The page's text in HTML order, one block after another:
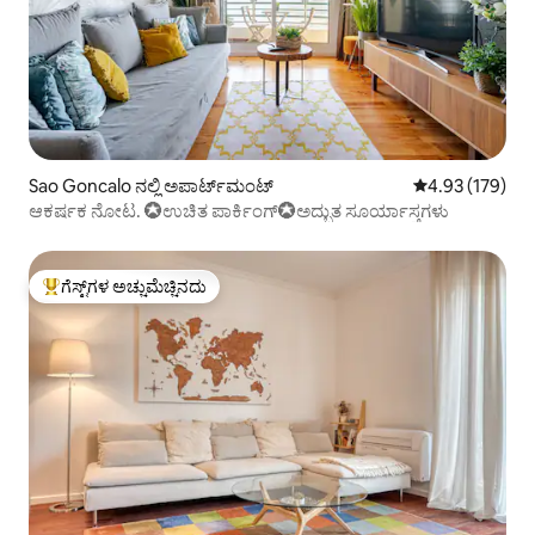
Sao Goncalo ನಲ್ಲಿ ಅಪಾರ್ಟ್‌ಮಂಟ್ 5 ರಲ್ಲಿ 4.93
4.93 (179)
ಆಕರ್ಷಕ ನೋಟ. ✪ಉಚಿತ ಪಾರ್ಕಿಂಗ್✪ಅದ್ಭುತ ಸೂರ್ಯಾಸ್ತಗಳು
ಗೆಸ್ಟ್‌ಗಳಿಗೆ ಅತಿ ಹೆಚ್ಚು ಅಚ್ಚುಮೆಚ್ಚಿನದು
ಗೆಸ್ಟ್‌ಗಳ ಅಚ್ಚುಮೆಚ್ಚಿನದು